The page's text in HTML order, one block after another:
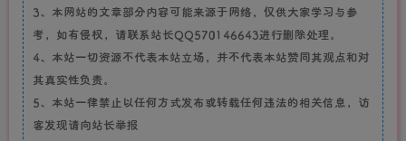
3、本网站的文章部分内容可能来源于网络，仅供大家学习与参
考，如有侵权，请联系站长QQ570146643进行删除处理。
4、本站一切资源不代表本站立场，并不代表本站赞同其观点和对
其真实性负责。
5、本站一律禁止以任何方式发布或转载任何违法的相关信息，访
客发现请向站长举报